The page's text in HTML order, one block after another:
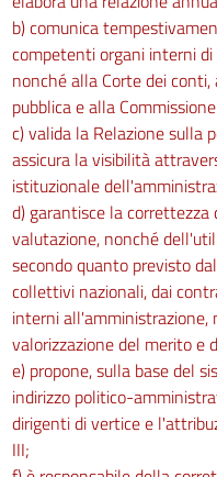
b) comunica
competenti organi interni
nonché alla Corte dei
pubblica e alla
c) valida la Relazione sulla
assicura la visibilità
istituzionale
d) garantisce la correttezza
valutazione, nonché
secondo quanto previsto
collettivi nazionali, dai
interni all'amministrazione,
valorizzazione del merito e
e) propone, sulla base del
indirizzo politico-
dirigenti di vertice e
III;